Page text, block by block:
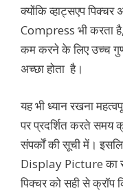
क्योंकि व्हाट्सएप
Compress भी करता
कम करने के लिए उच्च
अच्छा होता है।
यह भी ध्यान रखना
पर प्रदर्शित करते समय
संपर्कों की सूची में।
Display Picture का
पिक्चर को सही से क्रॉप